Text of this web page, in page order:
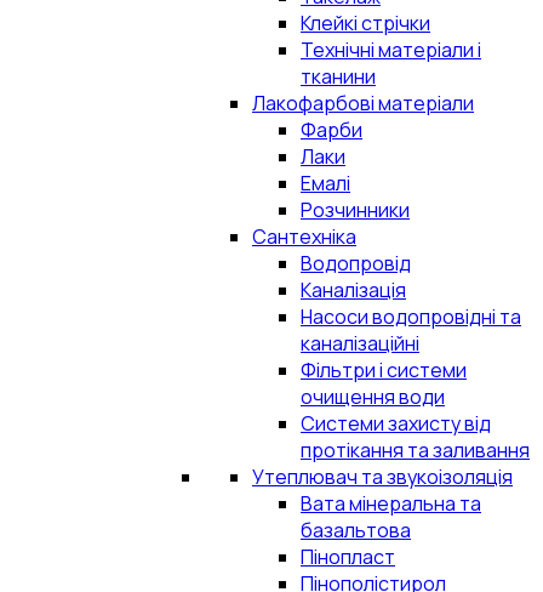
Клейкі стрічки
Технічні матеріали і
тканини
Лакофарбові матеріали
Фарби
Лаки
Емалі
Розчинники
Сантехніка
Водопровід
Каналізація
Насоси водопровідні та
каналізаційні
Фільтри і системи
очищення води
Системи захисту від
протікання та заливання
Утеплювач та звукоізоляція
Вата мінеральна та
базальтова
Пінопласт
Пінополістирол